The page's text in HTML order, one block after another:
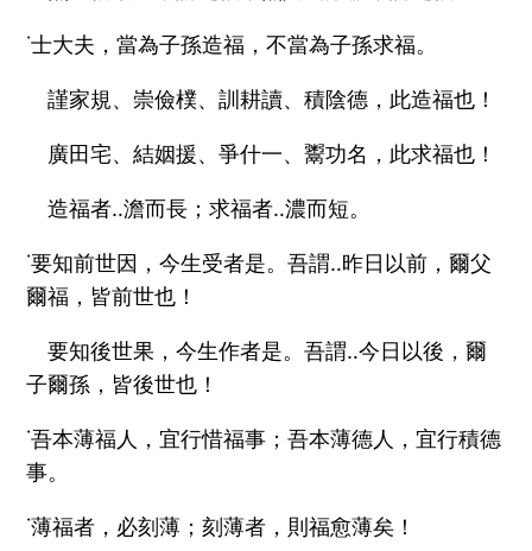
˙士大夫，當為子孫造福，不當為子孫求福。
謹家規、崇儉樸、訓耕讀、積陰德，此造福也！
廣田宅、結姻援、爭什一、鬻功名，此求福也！
造福者‥澹而長；求福者‥濃而短。
˙要知前世因，今生受者是。吾謂‥昨日以前，爾父
爾福，皆前世也！
要知後世果，今生作者是。吾謂‥今日以後，爾
子爾孫，皆後世也！
˙吾本薄福人，宜行惜福事；吾本薄德人，宜行積德
事。
˙薄福者，必刻薄；刻薄者，則福愈薄矣！